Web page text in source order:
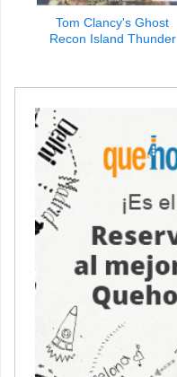
Tom Clancy's Ghost
Recon Island Thunder